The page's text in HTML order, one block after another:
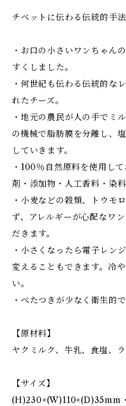
チベットに伝わる伝統的手
・お口の小さいワンちゃん
すくしました。
・何世紀も伝わる伝統的な
れたチーズ。
・地元の農民が人の手でミ
の機械で脂肪膜を分離し、
していきます。
・100％自然原料を使用し
剤・添加物・人工香料・染
・小麦などの穀類、トウモ
ず、アレルギーが心配なワ
だきます。
・小さくなったら電子レン
変えることもできます。冷
い。
・べたつきが少なく衛生的で
【原材料】
ヤクミルク、牛乳、食塩、
【サイズ】
(H)230×(W)110×(D)35mm